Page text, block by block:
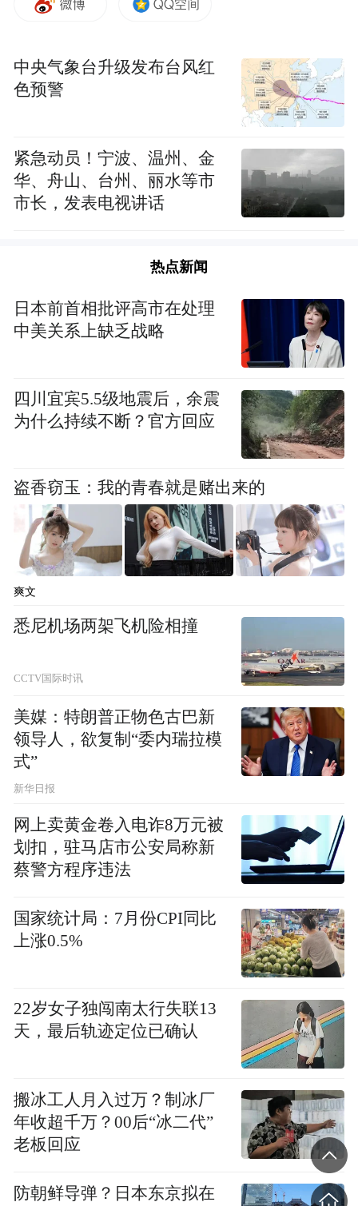
中央气象台升级发布台风红
色预警
紧急动员！宁波、温州、金
华、舟山、台州、丽水等市
市长，发表电视讲话
热点新闻
日本前首相批评高市在处理
中美关系上缺乏战略
四川宜宾5.5级地震后，余震
为什么持续不断？官方回应
盗香窃玉：我的青春就是赌出来的
爽文
悉尼机场两架飞机险相撞
CCTV国际时讯
美媒：特朗普正物色古巴新
领导人，欲复制“委内瑞拉模
式”
新华日报
网上卖黄金卷入电诈8万元被
划扣，驻马店市公安局称新
蔡警方程序违法
国家统计局：7月份CPI同比
上涨0.5%
22岁女子独闯南太行失联13
天，最后轨迹定位已确认
搬冰工人月入过万？制冰厂
年收超千万？00后“冰二代”
老板回应
防朝鲜导弹？日本东京拟在